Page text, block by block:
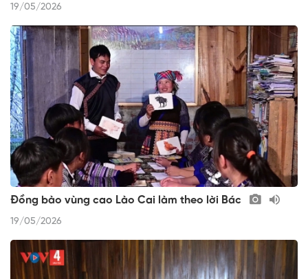
19/05/2026
Đồng bào vùng cao Lào Cai làm theo lời Bác
19/05/2026